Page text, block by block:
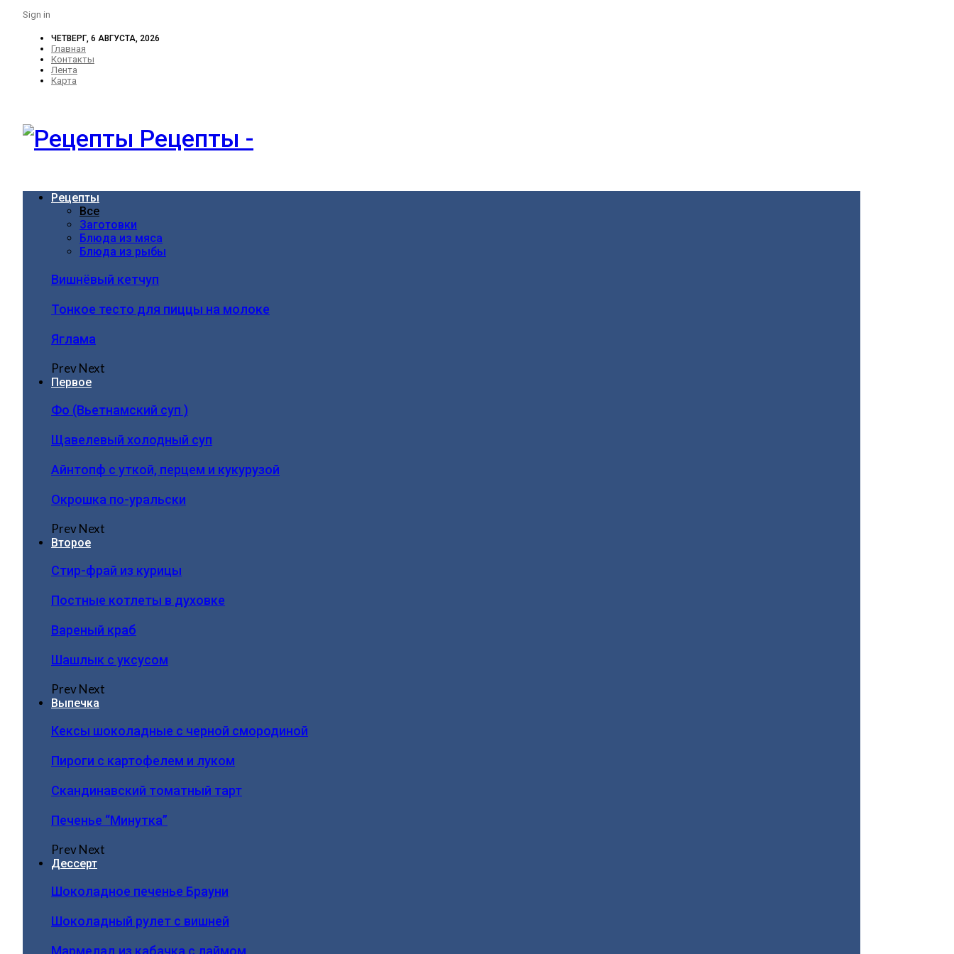
Sign in
ЧЕТВЕРГ, 6 АВГУСТА, 2026
Главная
Контакты
Лента
Карта
Рецепты -
Рецепты
Все
Заготовки
Блюда из мяса
Блюда из рыбы
Вишнёвый кетчуп
Тонкое тесто для пиццы на молоке
Яглама
PrevNext
Первое
Фо (Вьетнамский суп )
Щавелевый холодный суп
Айнтопф с уткой, перцем и кукурузой
Окрошка по-уральски
PrevNext
Второе
Стир-фрай из курицы
Постные котлеты в духовке
Вареный краб
Шашлык с уксусом
PrevNext
Выпечка
Кексы шоколадные с черной смородиной
Пироги c картофелем и луком
Скандинавский томатный тарт
Печенье “Минутка”
PrevNext
Дессерт
Шоколадное печенье Брауни
Шоколадный рулет с вишней
Мармелад из кабачка с лаймом